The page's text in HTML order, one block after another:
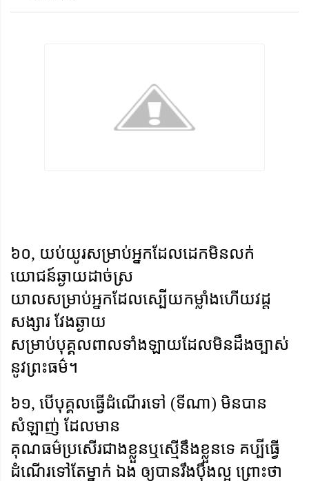
៦០, យប់យូរសម្រាប់អ្នកដែលដេកមិនលក់
យោជន៍ឆ្ងាយដាច់ស្រ
យាលសម្រាប់អ្នកដែលស្បើយកម្លាំងហើយវដ្ត
សង្សារ វែងឆ្ងាយ
សម្រាប់បុគ្គលពាលទាំងឡាយដែលមិនដឹងច្បាស់
នូវព្រះធម៌។
៦១, បើបុគ្គលធ្វើដំណើរទៅ (ទីណា) មិនបាន
សំឡាញ់ ដែលមាន
គុណធម៌ប្រសើរជាងខ្លួនឬស្មើនឹងខ្លួនទេ គប្បីធ្វើ
ដំណើរទៅតែម្នាក់ ឯង ឲ្យបានរឹងប៉ឹងល្អ ព្រោះថា